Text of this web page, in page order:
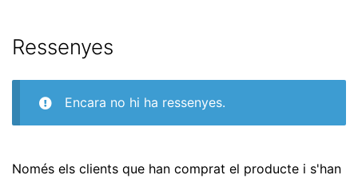
Ressenyes
Encara no hi ha ressenyes.
Només els clients que han comprat el producte i s'han